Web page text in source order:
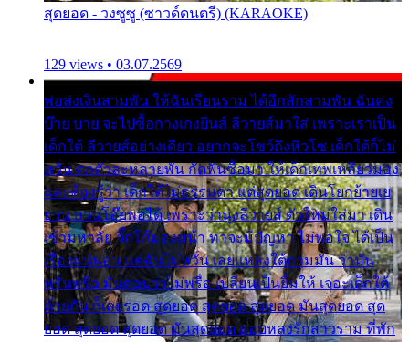
สุดยอด - วงซูซู (ซาวด์ดนตรี) (KARAOKE)
129 views • 03.07.2569
พ่อส่งเงินสามพัน ให้ฉันเรียนราม ได้อีกสักสามพัน ฉันคง
บ๊าย บาย จะไปซื้อกางเกงยีนส์ ลีวายส์มาใส่ เพราะเราเป็น
เด็กใต้ ลีวายส์อย่างเดียว อยากจะโชว์ถึงหิวโซ เด็กใต้ก็ไม่
หวั่น ตกตัวละหลายพัน กัดฟันซื้อมา ให้เด็กเทพเหลียวมอง
และต้องรู้ว่า เด็กใต้ไม่ธรรมดา แต่สุดยอด เดินโยกย้ายเย
ยวน กวนโอ๊ยพอได้ เพราะว่านุ่งลีวายส์ ตัวใหม่ใส่มา เดิน
เข้ามหาลัย จิ๊กโก๊มองหน้า ท่าจะมีปัญหา ไม่พอใจ ได้เป็น
เรื่องแน่นอน แต่ฉันไม่หวั่น เลยแหลงใต้ถามมัน ว่ามัน
พรั่นพรือ มันตอบว่าไม่พรื่อ เปลี่ยนเป็นยิ้มให้ เจอะเด็กใต้
ด้วยกัน ก็เลยรอด สุดยอด สุดยอด สุดยอด มันสุดยอด สุด
ยอด สุดยอด สุดยอด มันสุดยอด แอบหลงรักสาวราม ที่พัก